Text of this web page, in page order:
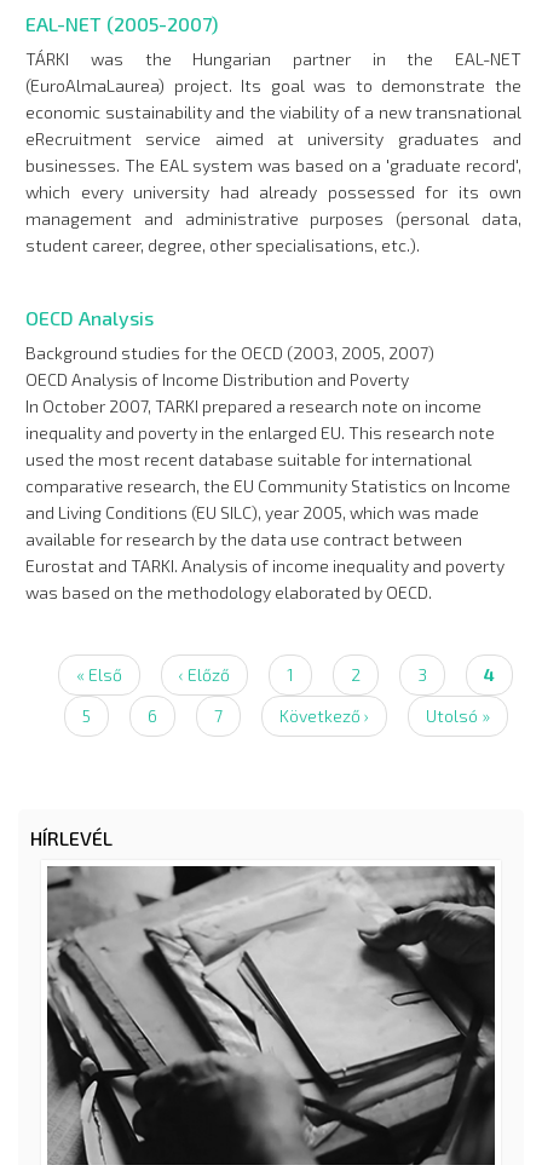
EAL-NET (2005-2007)
TÁRKI was the Hungarian partner in the EAL-NET
(EuroAlmaLaurea) project. Its goal was to demonstrate the
economic sustainability and the viability of a new transnational
eRecruitment service aimed at university graduates and
businesses. The EAL system was based on a 'graduate record',
which every university had already possessed for its own
management and administrative purposes (personal data,
student career, degree, other specialisations, etc.).
OECD Analysis
Background studies for the OECD (2003, 2005, 2007)
OECD Analysis of Income Distribution and Poverty
In October 2007, TARKI prepared a research note on income
inequality and poverty in the enlarged EU. This research note
used the most recent database suitable for international
comparative research, the EU Community Statistics on Income
and Living Conditions (EU SILC), year 2005, which was made
available for research by the data use contract between
Eurostat and TARKI. Analysis of income inequality and poverty
was based on the methodology elaborated by OECD.
Oldalszámozás
Első
oldal
« Első
Előző
oldal
‹ Előző Page
1 Page
2 Page
3
oldal
4
Page
5 Page
6 Page
7
Következő
oldal
Következő ›
Utolsó
oldal
Utolsó »
HÍRLEVÉL